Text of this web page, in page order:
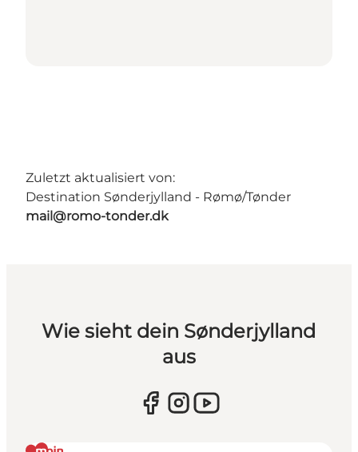
Zuletzt aktualisiert von:
Destination Sønderjylland - Rømø/Tønder
mail@romo-tonder.dk
Wie sieht dein Sønderjylland
aus